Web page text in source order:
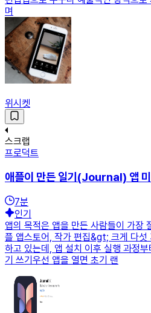
며
위시켓
스크랩
프로덕트
애플이 만든 일기(Journal) 앱 미
7분
인기
앱의 목적은 앱을 만든 사람들이 가장
플 앱스토어, 작가 편집&gt; 크게 다섯
하고 있는데, 앱 설치 이후 실행 과정
기 쓰기우선 앱을 열면 초기 랜